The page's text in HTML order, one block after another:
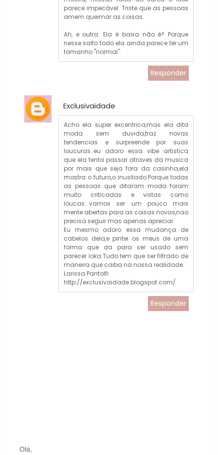
parece impecável. Triste que as pessoas
amem queimar as coisas.
Ah, e outra. Ela é baixa não é? Porque
nesse salto todo ela ainda parece ter um
tamanho "normal".
Responder
Exclusivaidade
Acho ela super excentrica,mas ela dita
moda sem duvida,traz novas
tendencias e surpreende por suas
loucuras..eu adoro essa vibe artistica
que ela tenta passar atraves da musica
por mais que seja fora da casinha,ela
mostra o futuro,o inusitado.Porque todas
as pessoas que ditaram moda foram
muito criticadas e vistas como
loucas...vamos ser um pouco mais
mente abertas para as coisas novas,nao
precisa seguir mas apenas apreciar.
Eu mesmo adoro essa mudança de
cabelos dela,e pintei os meus de uma
forma que da para ser usado sem
parecer loka.Tudo tem que ser filtrado de
maneira que caiba na nossa realidade.
Larissa Pantolfi
http://exclusivaidade.blogspot.com/
Responder
Olá,